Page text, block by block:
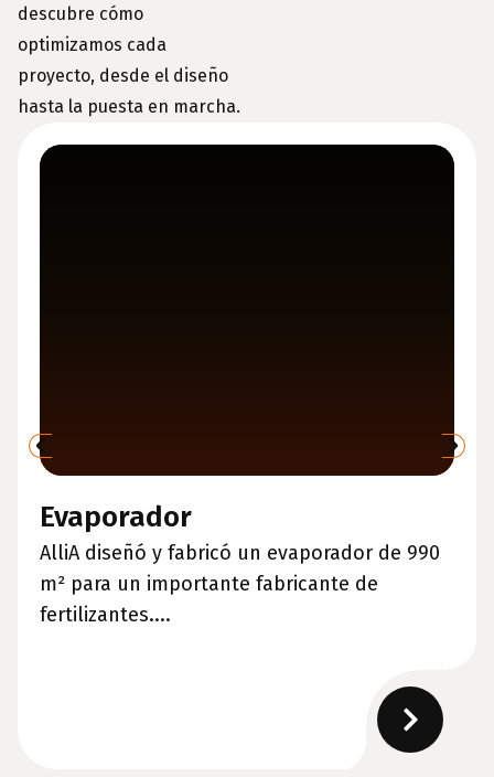
descubre cómo
optimizamos cada
proyecto, desde el diseño
hasta la puesta en marcha.
Evaporador
AlliA diseñó y fabricó un evaporador de 990
m² para un importante fabricante de
fertilizantes....